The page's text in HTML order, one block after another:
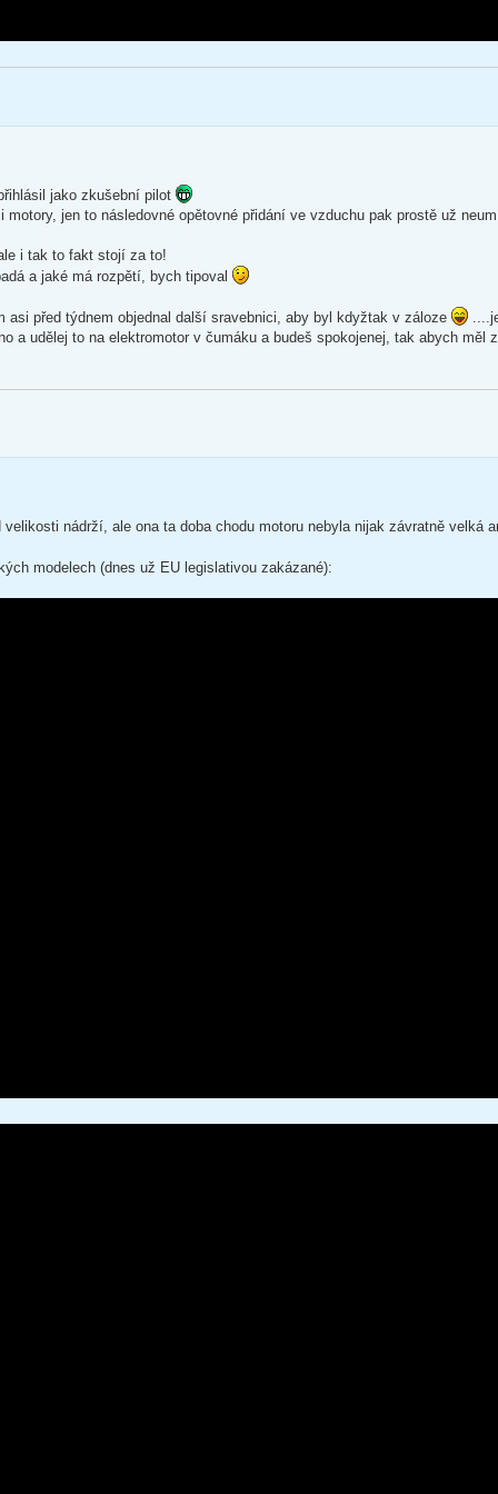
jako zkušební pilot
jen to následovné opětovné přidání ve vzduchu pak prostě už
i tak to fakt stojí za to!
a jaké má rozpětí, bych tipoval
před týdnem objednal další sravebnici, aby byl kdyžtak v záloze
a udělej to na elektromotor v čumáku a budeš spokojenej, tak abych měl
nádrží, ale ona ta doba chodu motoru nebyla nijak závratně velká
modelech (dnes už EU legislativou zakázané):